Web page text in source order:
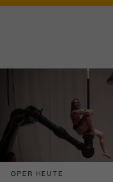
OPER HEUTE